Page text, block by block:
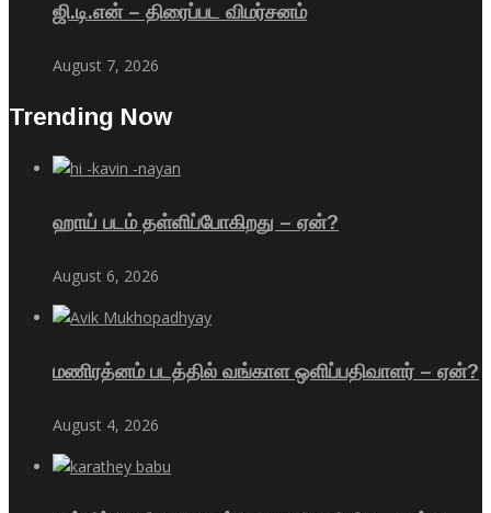
ஜி.டி.என் – திரைப்பட விமர்சனம்
August 7, 2026
Trending Now
ஹாய் படம் தள்ளிப்போகிறது – ஏன்?
August 6, 2026
மணிரத்னம் படத்தில் வங்காள ஒளிப்பதிவாளர் – ஏன்?
August 4, 2026